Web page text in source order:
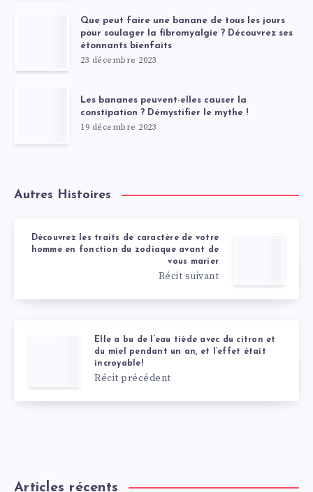
Que peut faire une banane de tous les jours
pour soulager la fibromyalgie ? Découvrez ses
étonnants bienfaits
23 décembre 2023
Les bananes peuvent-elles causer la
constipation ? Démystifier le mythe !
19 décembre 2023
Autres Histoires
Découvrez les traits de caractère de votre
homme en fonction du zodiaque avant de
vous marier
Récit suivant
Elle a bu de l’eau tiède avec du citron et
du miel pendant un an, et l’effet était
incroyable!
Récit précédent
Articles récents